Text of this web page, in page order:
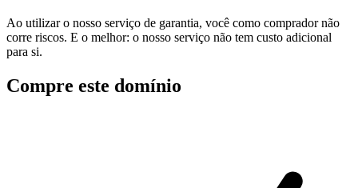
Ao utilizar o nosso serviço de garantia, você como comprador não
corre riscos. E o melhor: o nosso serviço não tem custo adicional
para si.
Compre este domínio